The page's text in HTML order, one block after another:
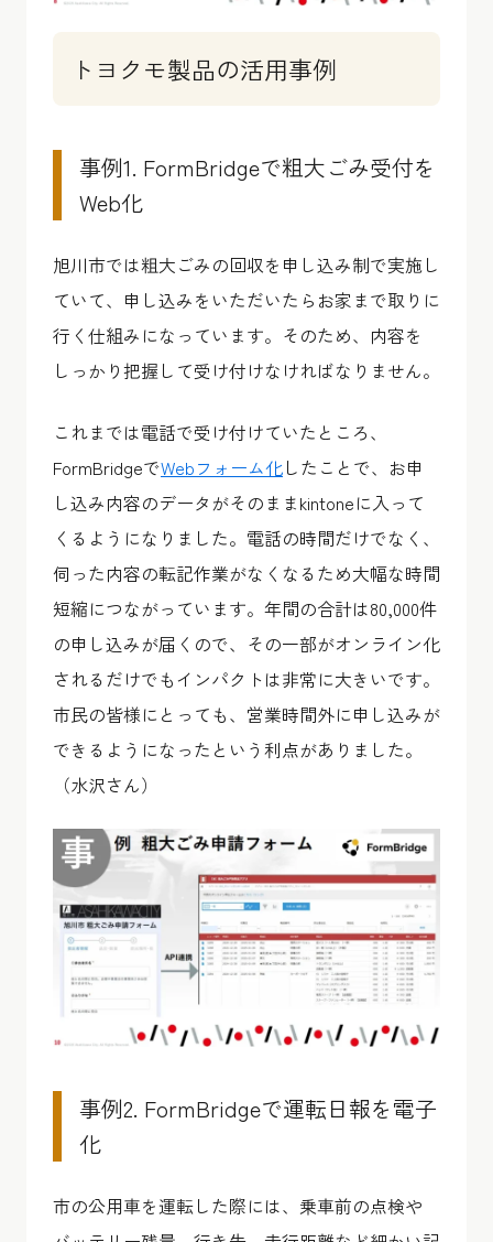
トヨクモ製品の活用事例
事例1. FormBridgeで粗大ごみ受付を
Web化
旭川市では粗大ごみの回収を申し込み制で実施し
ていて、申し込みをいただいたらお家まで取りに
行く仕組みになっています。そのため、内容を
しっかり把握して受け付けなければなりません。
これまでは電話で受け付けていたところ、
FormBridgeでWebフォーム化したことで、お申
し込み内容のデータがそのままkintoneに入って
くるようになりました。電話の時間だけでなく、
伺った内容の転記作業がなくなるため大幅な時間
短縮につながっています。年間の合計は80,000件
の申し込みが届くので、その一部がオンライン化
されるだけでもインパクトは非常に大きいです。
市民の皆様にとっても、営業時間外に申し込みが
できるようになったという利点がありました。
（水沢さん）
事例2. FormBridgeで運転日報を電子
化
市の公用車を運転した際には、乗車前の点検や